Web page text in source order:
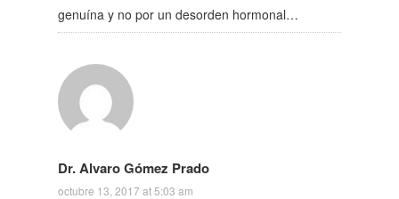
genuína y no por un desorden hormonal…
Dr. Alvaro Gómez Prado
octubre 13, 2017 at 5:03 am